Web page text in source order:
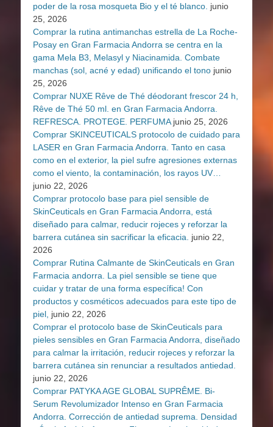
poder de la rosa mosqueta Bio y el té blanco. junio
25, 2026
Comprar la rutina antimanchas estrella de La Roche-
Posay en Gran Farmacia Andorra se centra en la
gama Mela B3, Melasyl y Niacinamida. Combate
manchas (sol, acné y edad) unificando el tono junio
25, 2026
Comprar NUXE Rêve de Thé déodorant frescor 24 h,
Rêve de Thé 50 ml. en Gran Farmacia Andorra.
REFRESCA. PROTEGE. PERFUMA junio 25, 2026
Comprar SKINCEUTICALS protocolo de cuidado para
LASER en Gran Farmacia Andorra. Tanto en casa
como en el exterior, la piel sufre agresiones externas
como el viento, la contaminación, los rayos UV…
junio 22, 2026
Comprar protocolo base para piel sensible de
SkinCeuticals en Gran Farmacia Andorra, está
diseñado para calmar, reducir rojeces y reforzar la
barrera cutánea sin sacrificar la eficacia.
junio 22,
2026
Comprar Rutina Calmante de SkinCeuticals en Gran
Farmacia andorra. La piel sensible se tiene que
cuidar y tratar de una forma específica! Con
productos y cosméticos adecuados para este tipo de
piel, junio 22, 2026
Comprar el protocolo base de SkinCeuticals para
pieles sensibles en Gran Farmacia Andorra, diseñado
para calmar la irritación, reducir rojeces y reforzar la
barrera cutánea sin renunciar a resultados antiedad.
junio 22, 2026
Comprar PATYKA AGE GLOBAL SUPRÊME. Bi-
Serum Revolumizador Intenso en Gran Farmacia
Andorra. Corrección de antiedad suprema. Densidad